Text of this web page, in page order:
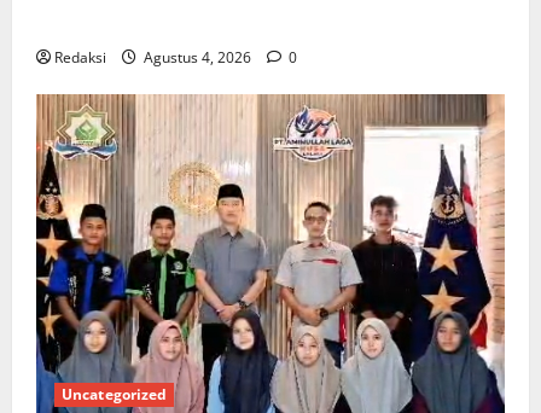
Redaksi Agustus 4, 2026 0
Uncategorized